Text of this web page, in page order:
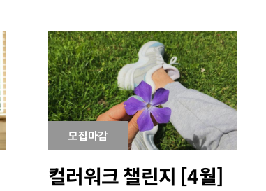
모집마감
컬러워크 챌린지 [4월]